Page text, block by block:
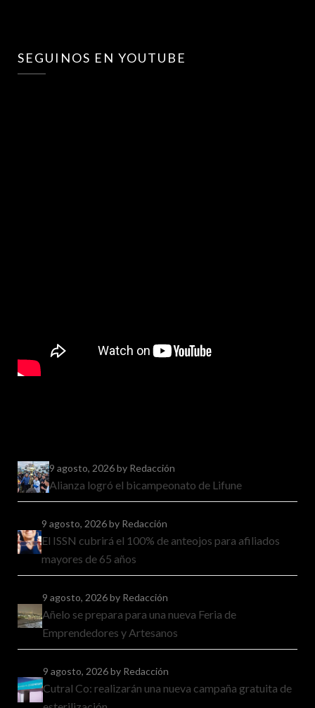
SEGUINOS EN YOUTUBE
9 agosto, 2026by Redacción
Alianza logró el bicampeonato de Lifune
9 agosto, 2026by Redacción
El ISSN cubrirá el 100% de anteojos para afiliados
mayores de 65 años
9 agosto, 2026by Redacción
Añelo se prepara para una nueva Feria de
Emprendedores y Artesanos
9 agosto, 2026by Redacción
Cutral Co: realizarán una nueva campaña gratuita de